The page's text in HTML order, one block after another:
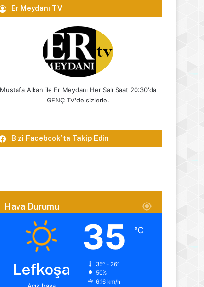
Er Meydanı TV
Mustafa Alkan ile Er Meydanı Her Salı Saat 20:30'da
GENÇ TV'de sizlerle.
Bizi Facebook’ta Takip Edin
Hava Durumu
Lefkoşa
35 ℃
35º - 26º
50%
6.16 km/h